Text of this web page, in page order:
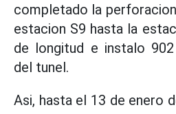
completado la
estacion S9 hasta la
de longitud e instalo
del tunel.
Asi, hasta el 13 de enero